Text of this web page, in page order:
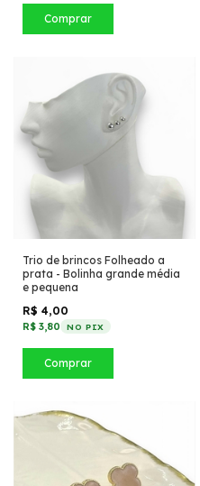
Comprar
Trio de brincos Folheado a
prata - Bolinha grande média
e pequena
R$ 4,00
R$ 3,80 NO PIX
Comprar